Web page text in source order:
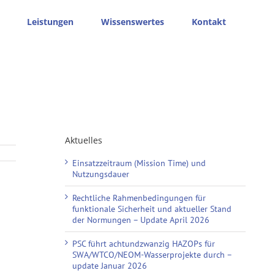
Leistungen Wissenswertes Kontakt
Aktuelles
Einsatzzeitraum (Mission Time) und
Nutzungsdauer
Rechtliche Rahmenbedingungen für
funktionale Sicherheit und aktueller Stand
der Normungen – Update April 2026
PSC führt achtundzwanzig HAZOPs für
SWA/WTCO/NEOM-Wasserprojekte durch –
update Januar 2026